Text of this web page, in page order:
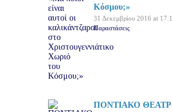
Κόσμου;»
31 Δεκεμβρίου 2016 at
Παραστάσεις
ΠΟΝΤΙΑΚΟ